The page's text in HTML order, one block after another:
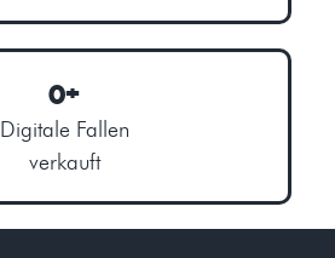
0+
Digitale Fallen
verkauft